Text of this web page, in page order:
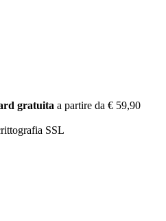
gratuita a partire da € 59,90
SSL